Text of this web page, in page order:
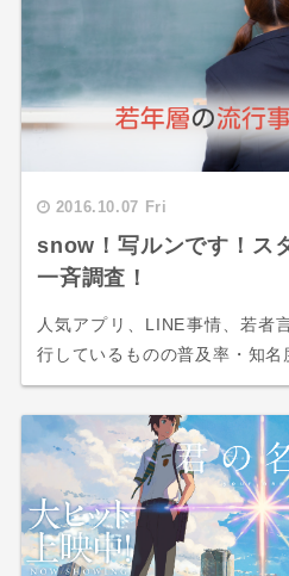
2016.10.07 Fri
snow！写ルンです！ス
一斉調査！
人気アプリ、LINE事情、若者
行しているものの普及率・知名